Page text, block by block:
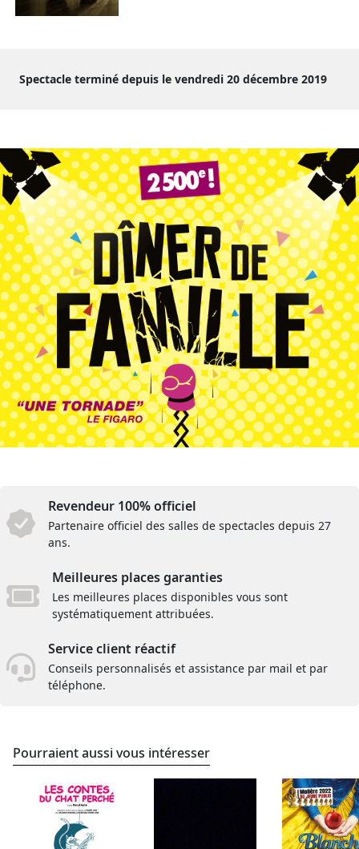
Spectacle terminé depuis le vendredi 20 décembre 2019
Revendeur 100% officiel
Partenaire officiel des salles de spectacles depuis 27
ans.
Meilleures places garanties
Les meilleures places disponibles vous sont
systématiquement attribuées.
Service client réactif
Conseils personnalisés et assistance par mail et par
téléphone.
Pourraient aussi vous intéresser